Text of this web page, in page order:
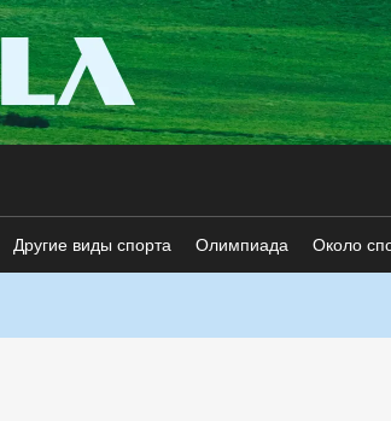
Другие виды спорта Олимпиада Около